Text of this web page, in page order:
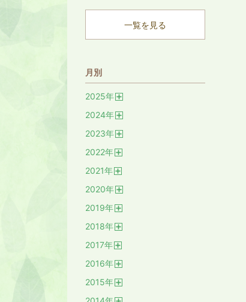
一覧を見る
月別
2025年
2024年
2023年
2022年
2021年
2020年
2019年
2018年
2017年
2016年
2015年